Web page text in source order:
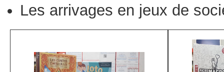
Les arrivages en jeux de